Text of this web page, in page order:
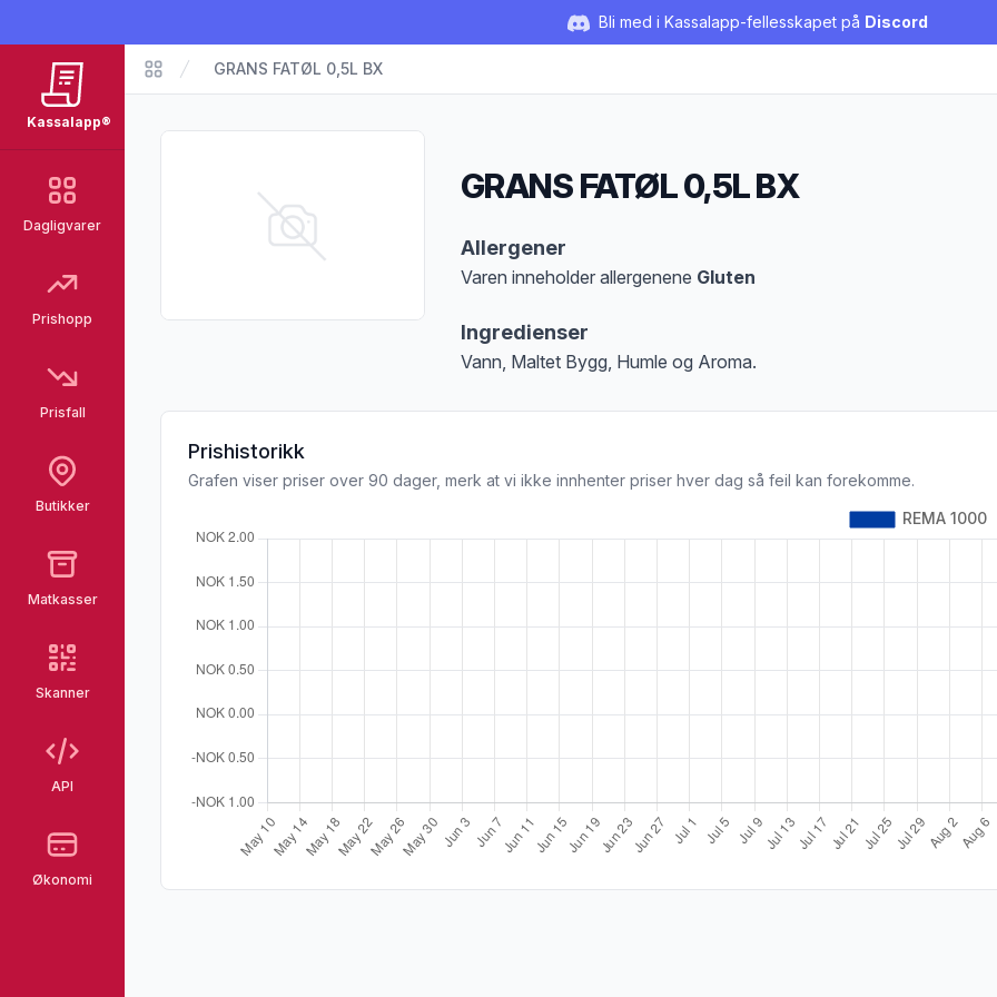
Bli med i Kassalapp-fellesskapet på Discord
Kassalapp®
Dagligvarer
Prishopp
Prisfall
Butikker
Matkasser
Skanner
API
Økonomi
Matvarer
GRANS FATØL 0,5L BX
GRANS FATØL 0,5L BX
Allergener
Varen inneholder allergenene Gluten
Ingredienser
Vann, Maltet Bygg, Humle og Aroma.
Prishistorikk
Grafen viser priser over 90 dager, merk at vi ikke innhenter priser hver dag så feil kan forekomme.